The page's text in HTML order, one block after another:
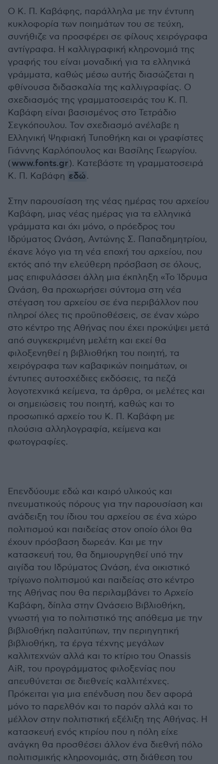
Ο K. Π. Καβάφης, παράλληλα με την έντυπη
κυκλοφορία των ποιημάτων του σε τεύχη,
συνήθιζε να προσφέρει σε φίλους χειρόγραφα
αντίγραφα. Η καλλιγραφική κληρονομιά της
γραφής του είναι μοναδική για τα ελληνικά
γράμματα, καθώς μέσω αυτής διασώζεται η
φθίνουσα διδασκαλία της καλλιγραφίας. Ο
σχεδιασμός της γραμματοσειράς του Κ. Π.
Καβάφη είναι βασισμένος στο Τετράδιο
Σεγκόπουλου. Τον σχεδιασμό ανέλαβε η
Ελληνική Ψηφιακή Τυποθήκη και οι γραφίστες
Γιάννης Καρλόπουλος και Βασίλης Γεωργίου.
(www.fonts.gr). Κατεβάστε τη γραμματοσειρά
Κ. Π. Καβάφη εδώ.
Στην παρουσίαση της νέας ημέρας του αρχείου
Καβάφη, μιας νέας ημέρας για τα ελληνικά
γράμματα και όχι μόνο, ο πρόεδρος του
Ιδρύματος Ωνάση, Αντώνης Σ. Παπαδημητρίου,
έκανε λόγο για τη νέα εποχή του αρχείου, που
εκτός από την ελεύθερη πρόσβαση σε όλους,
μας επιφυλάσσει άλλη μια έκπληξη «Το Ίδρυμα
Ωνάση, θα προχωρήσει σύντομα στη νέα
στέγαση του αρχείου σε ένα περιβάλλον που
πληροί όλες τις προϋποθέσεις, σε έναν χώρο
στο κέντρο της Αθήνας που έχει προκύψει μετά
από συγκεκριμένη μελέτη και εκεί θα
φιλοξενηθεί η βιβλιοθήκη του ποιητή, τα
χειρόγραφα των καβαφικών ποιημάτων, οι
έντυπες αυτοσχέδιες εκδόσεις, τα πεζά
λογοτεχνικά κείμενα, τα άρθρα, οι μελέτες και
οι σημειώσεις του ποιητή, καθώς και το
προσωπικό αρχείο του Κ. Π. Καβάφη με
πλούσια αλληλογραφία, κείμενα και
φωτογραφίες.
Επενδύουμε εδώ και καιρό υλικούς και
πνευματικούς πόρους για την παρουσίαση και
ανάδειξη του ίδιου του αρχείου σε ένα χώρο
πολιτισμού και παιδείας στον οποίο όλοι θα
έχουν πρόσβαση δωρεάν. Και με την
κατασκευή του, θα δημιουργηθεί υπό την
αιγίδα του Ιδρύματος Ωνάση, ένα οικιστικό
τρίγωνο πολιτισμού και παιδείας στο κέντρο
της Αθήνας που θα περιλαμβάνει το Αρχείο
Καβάφη, δίπλα στην Ωνάσειο Βιβλιοθήκη,
γνωστή για το πολιτιστικό της απόθεμα με την
βιβλιοθήκη παλαιτύπων, την περιηγητική
βιβλιοθήκη, τα έργα τέχνης μεγάλων
καλλιτεχνών αλλά και το κτίριο του Onassis
AiR, του προγράμματος φιλοξενίας που
απευθύνεται σε διεθνείς καλλιτέχνες.
Πρόκειται για μια επένδυση που δεν αφορά
μόνο το παρελθόν και το παρόν αλλά και το
μέλλον στην πολιτιστική εξέλιξη της Αθήνας. Η
κατασκευή ενός κτιρίου που η πόλη είχε
ανάγκη θα προσθέσει άλλον ένα διεθνή πόλο
πολιτισμικής κληρονομιάς, στη διάθεση του